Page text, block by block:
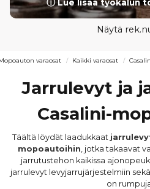
ⓘ Lue lisää työkalun
Näytä
varaosat Kaikki varaosat
Jarrulevyt ja
Casalini-
Täältä löydät laadukkaat
mopoautoihin, jotka takaavat
jarrutustehon kaikissa
jarrulevyt levyjarrujärjestelmiin
on